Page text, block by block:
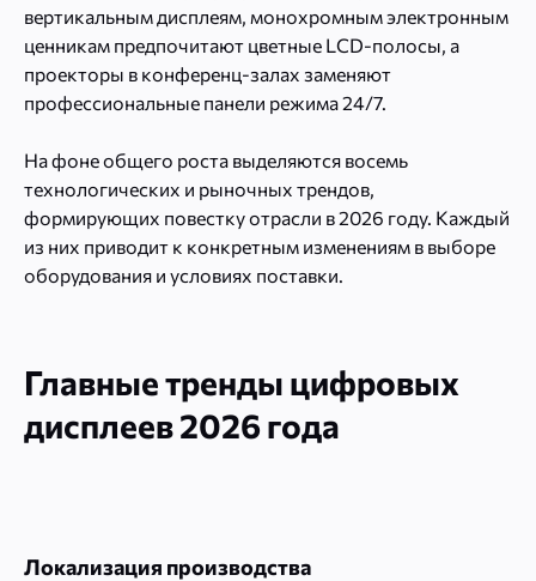
вертикальным дисплеям, монохромным электронным
ценникам предпочитают цветные LCD-полосы, а
проекторы в конференц-залах заменяют
профессиональные панели режима 24/7.
На фоне общего роста выделяются восемь
технологических и рыночных трендов,
формирующих повестку отрасли в 2026 году. Каждый
из них приводит к конкретным изменениям в выборе
оборудования и условиях поставки.
Главные тренды цифровых
дисплеев 2026 года
Локализация производства